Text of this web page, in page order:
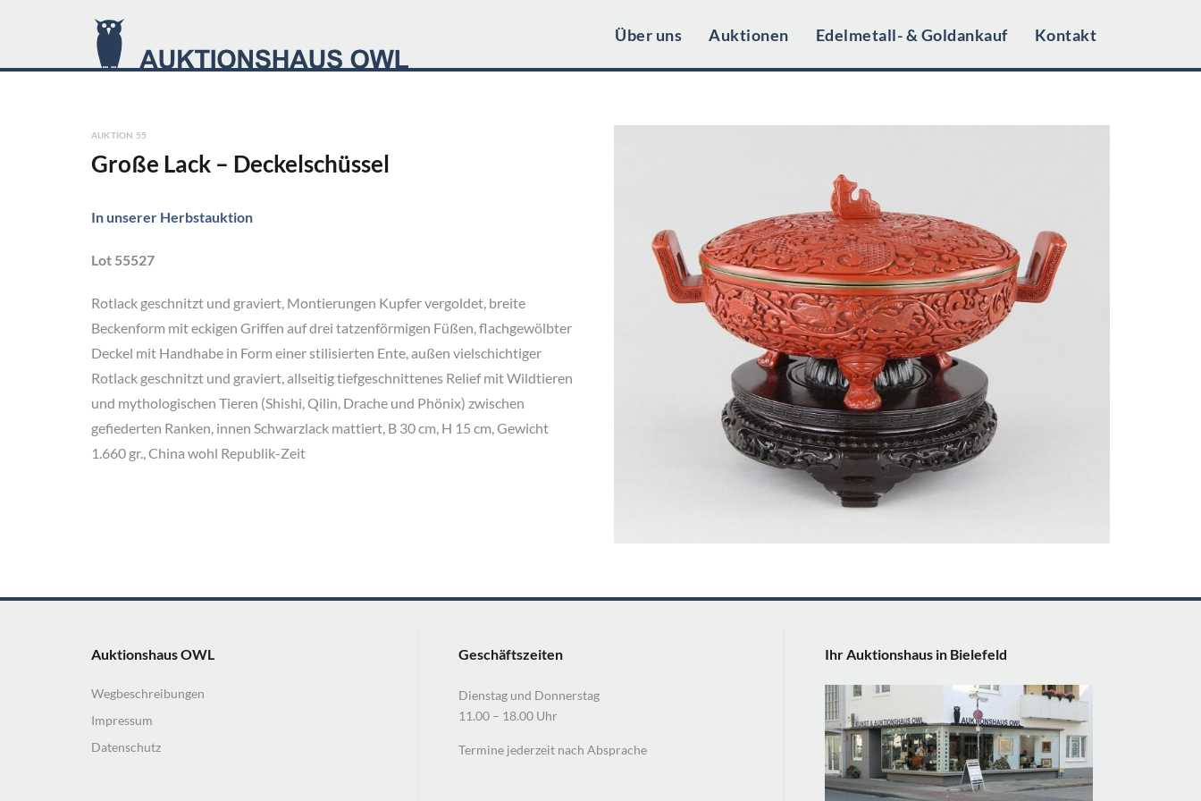
Über uns Auktionen Edelmetall- & Goldankauf Kontakt
AUKTION 55
Große Lack – Deckelschüssel
In unserer Herbstauktion
Lot 55527
Rotlack geschnitzt und graviert, Montierungen Kupfer vergoldet, breite
Beckenform mit eckigen Griffen auf drei tatzenförmigen Füßen, flachgewölbter
Deckel mit Handhabe in Form einer stilisierten Ente, außen vielschichtiger
Rotlack geschnitzt und graviert, allseitig tiefgeschnittenes Relief mit Wildtieren
und mythologischen Tieren (Shishi, Qilin, Drache und Phönix) zwischen
gefiederten Ranken, innen Schwarzlack mattiert, B 30 cm, H 15 cm, Gewicht
1.660 gr., China wohl Republik-Zeit
Auktionshaus OWL
Wegbeschreibungen
Impressum
Datenschutz
Geschäftszeiten
Dienstag und Donnerstag
11.00 – 18.00 Uhr
Termine jederzeit nach Absprache
Ihr Auktionshaus in Bielefeld